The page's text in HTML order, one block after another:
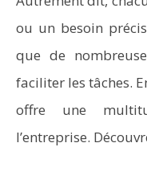
ou un besoin
que de
faciliter les tâches.
offre une
l’entreprise.